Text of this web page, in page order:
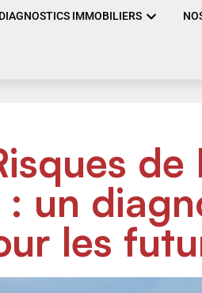
DIAGNOSTICS IMMOBILIERS
: un
les
À